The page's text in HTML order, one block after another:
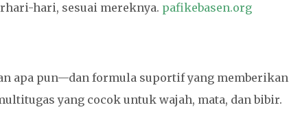
hari, sesuai mereknya. pafikebasen.org
apa pun—dan formula suportif yang memberikan
yang cocok untuk wajah, mata, dan bibir.